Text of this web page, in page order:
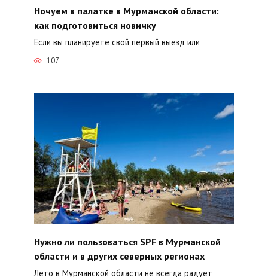
Ночуем в палатке в Мурманской области:
как подготовиться новичку
Если вы планируете свой первый выезд или
107
Нужно ли пользоваться SPF в Мурманской
области и в других северных регионах
Лето в Мурманской области не всегда радует